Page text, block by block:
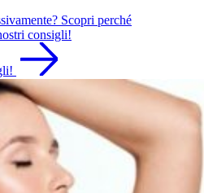
Scopri perché
consigli!